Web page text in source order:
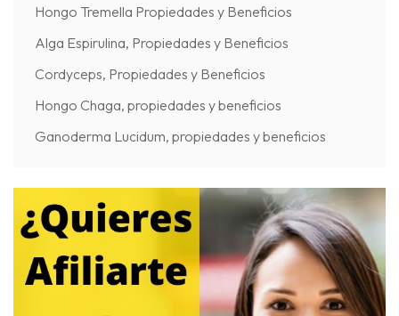
Hongo Tremella Propiedades y Beneficios
Alga Espirulina, Propiedades y Beneficios
Cordyceps, Propiedades y Beneficios
Hongo Chaga, propiedades y beneficios
Ganoderma Lucidum, propiedades y beneficios